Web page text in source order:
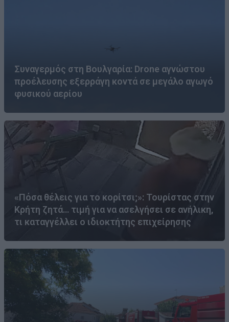
Συναγερμός στη Βουλγαρία: Drone αγνώστου
προέλευσης εξερράγη κοντά σε μεγάλο αγωγό
φυσικού αερίου
«Πόσα θέλεις για το κορίτσι;»: Τουρίστας στην
Κρήτη ζητά… τιμή για να ασελγήσει σε ανήλικη,
τι καταγγέλλει ο ιδιοκτήτης επιχείρησης